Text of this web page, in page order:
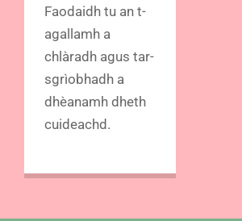
Faodaidh tu an t-
agallamh a
chlàradh agus tar-
sgrìobhadh a
dhèanamh dheth
cuideachd.